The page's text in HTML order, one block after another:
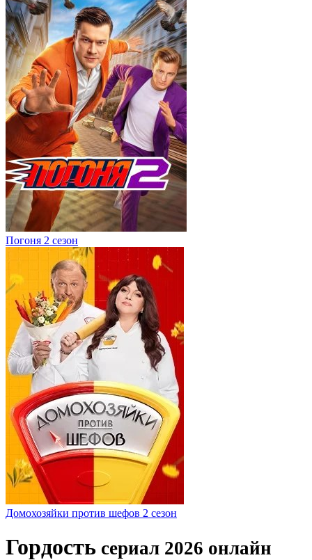
Погоня 2 сезон
Домохозяйки против шефов 2 сезон
Гордость сериал 2026 онлайн